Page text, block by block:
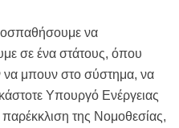
να
σε ένα στάτους, όπου
να μπουν στο σύστημα, να
Υπουργό Ενέργειας
παρέκκλιση της Νομοθεσίας,